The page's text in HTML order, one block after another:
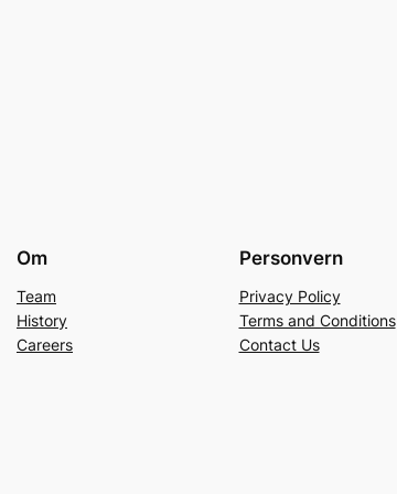
Om
Team
History
Careers
Personvern
Privacy Policy
Terms and Conditions
Contact Us